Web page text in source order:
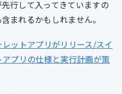
行して入ってきていますの
まれるかもしれません。
ットアプリがリリース/スイ
プリの仕様と実行計画が策